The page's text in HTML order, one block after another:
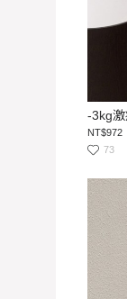
-3kg
NT$972
73